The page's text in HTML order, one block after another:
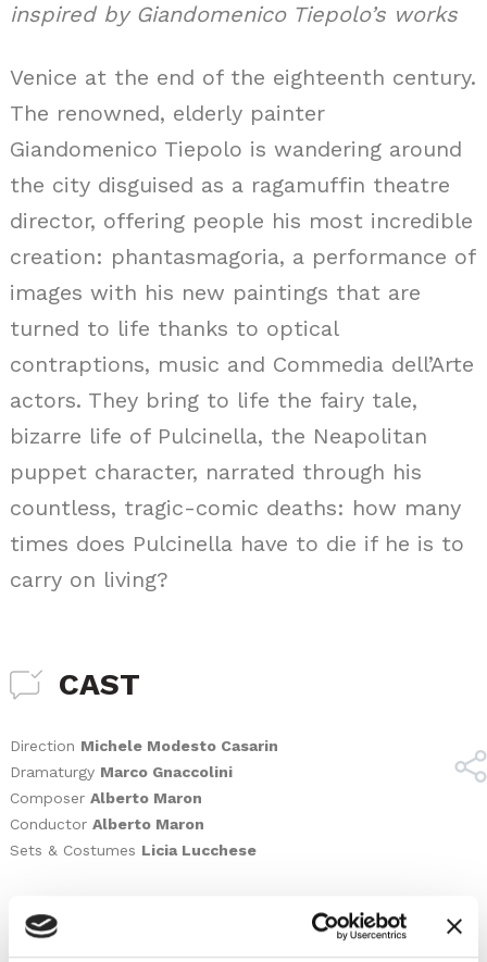
inspired by Giandomenico Tiepolo’s works
Venice at the end of the eighteenth century.
The renowned, elderly painter
Giandomenico Tiepolo is wandering around
the city disguised as a ragamuffin theatre
director, offering people his most incredible
creation: phantasmagoria, a performance of
images with his new paintings that are
turned to life thanks to optical
contraptions, music and Commedia dell’Arte
actors. They bring to life the fairy tale,
bizarre life of Pulcinella, the Neapolitan
puppet character, narrated through his
countless, tragic-comic deaths: how many
times does Pulcinella have to die if he is to
carry on living?
CAST
Direction Michele Modesto Casarin
Dramaturgy Marco Gnaccolini
Composer Alberto Maron
Conductor Alberto Maron
Sets & Costumes Licia Lucchese
Susi Danesin
Claudio Colombo